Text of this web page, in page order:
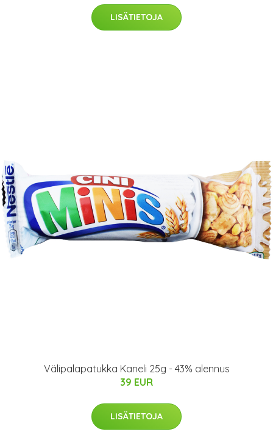
LISÄTIETOJA
Välipalapatukka Kaneli 25g - 43% alennus
39 EUR
LISÄTIETOJA